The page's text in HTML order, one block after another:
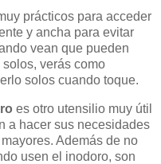
prácticos para acceder
y ancha para evitar
vean que pueden
verás como
solos cuando toque.
es otro utensilio muy útil
a hacer sus necesidades
Además de no
usen el inodoro, son